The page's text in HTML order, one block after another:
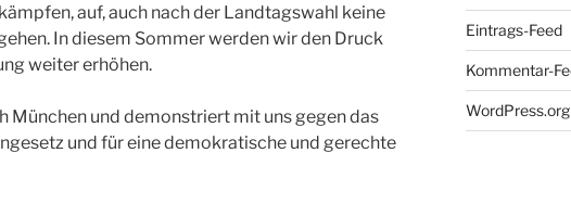
auf, auch nach der Landtagswahl keine
In diesem Sommer werden wir den Druck
weiter erhöhen.
München und demonstriert mit uns gegen das
und für eine demokratische und gerechte
Eintrags-Feed
Kommentar-
WordPress.org